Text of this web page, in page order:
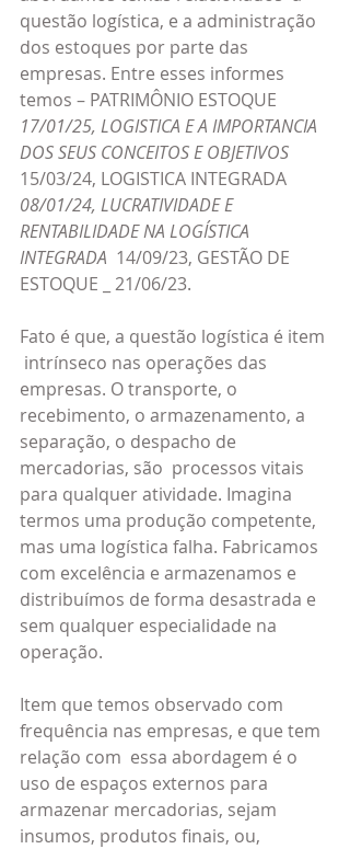
questão logística, e a administração
dos estoques por parte das
empresas. Entre esses informes
temos – PATRIMÔNIO ESTOQUE
17/01/25, LOGISTICA E A IMPORTANCIA
DOS SEUS CONCEITOS E OBJETIVOS
15/03/24, LOGISTICA INTEGRADA
08/01/24, LUCRATIVIDADE E
RENTABILIDADE NA LOGÍSTICA
INTEGRADA 14/09/23, GESTÃO DE
ESTOQUE _ 21/06/23.
Fato é que, a questão logística é item
intrínseco nas operações das
empresas. O transporte, o
recebimento, o armazenamento, a
separação, o despacho de
mercadorias, são  processos vitais
para qualquer atividade. Imagina
termos uma produção competente,
mas uma logística falha. Fabricamos
com excelência e armazenamos e
distribuímos de forma desastrada e
sem qualquer especialidade na
operação.
Item que temos observado com
frequência nas empresas, e que tem
relação com  essa abordagem é o
uso de espaços externos para
armazenar mercadorias, sejam
insumos, produtos finais, ou,